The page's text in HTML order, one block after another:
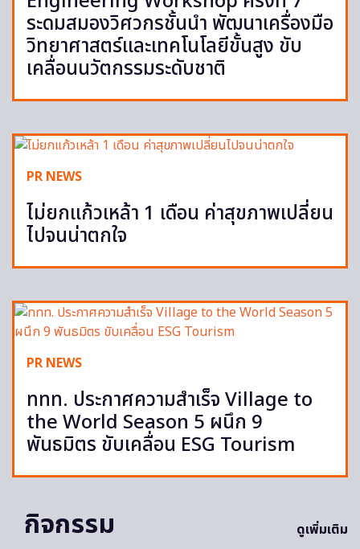
ระดมสมองวิศวกรชั้นนำ พัฒนาเครื่องมือ
วิทยาศาสตร์และเทคโนโลยีขั้นสูง ขับ
เคลื่อนนวัตกรรมระดับชาติ
PR NEWS
ไม่ยกแก้วเหล้า 1 เดือน ค่าสุขภาพเปลี่ยน
ไปจนน่าตกใจ
PR NEWS
ททท. ประกาศความสำเร็จ Village to
the World Season 5 ผนึก 9
พันธมิตร ขับเคลื่อน ESG Tourism
กิจกรรม ดูเพิ่มเติม